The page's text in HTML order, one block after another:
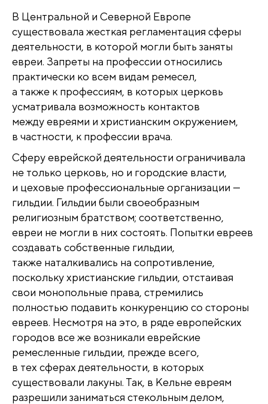
В Центральной и Северной Европе
существовала жесткая регламентация сферы
деятельности, в которой могли быть заняты
евреи. Запреты на профессии относились
практически ко всем видам ремесел,
а также к профессиям, в которых церковь
усматривала возможность контактов
между евреями и христианским окружением,
в частности, к профессии врача.
Сферу еврейской деятельности ограничивала
не только церковь, но и городские власти,
и цеховые профессиональные организации —
гильдии. Гильдии были своеобразным
религиозным братством; соответственно,
евреи не могли в них состоять. Попытки евреев
создавать собственные гильдии,
также наталкивались на сопротивление,
поскольку христианские гильдии, отстаивая
свои монопольные права, стремились
полностью подавить конкуренцию со стороны
евреев. Несмотря на это, в ряде европейских
городов все же возникали еврейские
ремесленные гильдии, прежде всего,
в тех сферах деятельности, в которых
существовали лакуны. Так, в Кельне евреям
разрешили заниматься стекольным делом,